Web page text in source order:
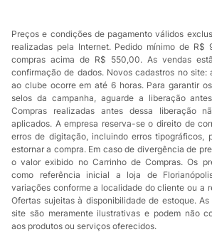
Preços e condições de pagamento válidos
realizadas pela Internet. Pedido mínimo de R$
compras acima de R$ 550,00. As vendas
confirmação de dados. Novos cadastros no site:
ao clube ocorre em até 6 horas. Para garantir
selos da campanha, aguarde a liberação
Compras realizadas antes dessa liberação
aplicados. A empresa reserva-se o direito de
erros de digitação, incluindo erros tipográficos,
estornar a compra. Em caso de divergência de
o valor exibido no Carrinho de Compras. Os
como referência inicial a loja de
variações conforme a localidade do cliente ou a
Ofertas sujeitas à disponibilidade de estoque.
site são meramente ilustrativas e podem não
aos produtos ou serviços oferecidos.